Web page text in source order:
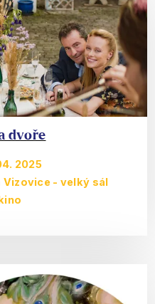
dvoře
2025
Vizovice - velký sál